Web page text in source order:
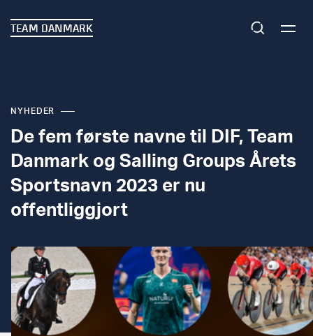
TEAM DANMARK
NYHEDER
De fem første navne til DIF, Team
Danmark og Salling Groups Årets
Sportsnavn 2023 er nu
offentliggjort